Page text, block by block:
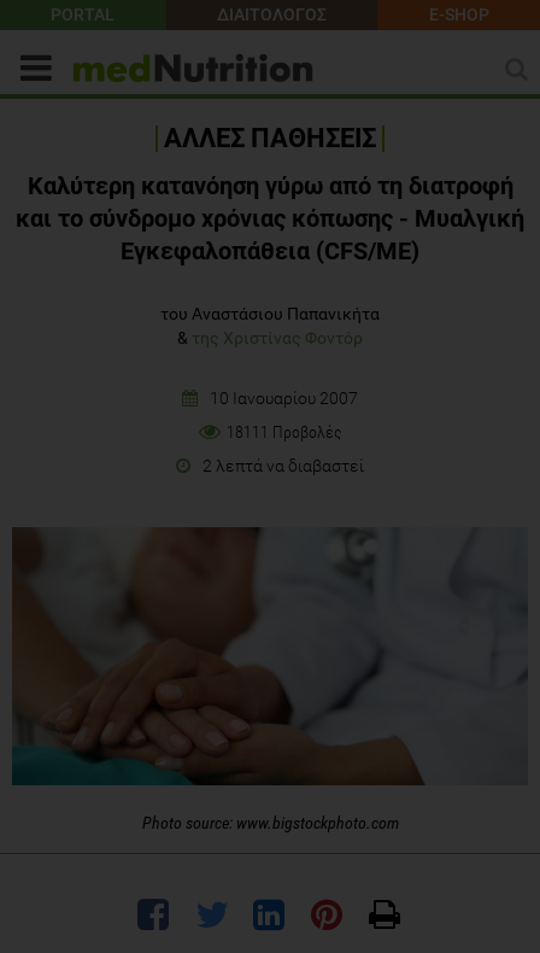
PORTAL ΔΙΑΙΤΟΛΟΓΟΣ E-SHOP
ΑΛΛΕΣ ΠΑΘΗΣΕΙΣ
Καλύτερη κατανόηση γύρω από τη διατροφή
και το σύνδρομο χρόνιας κόπωσης - Μυαλγική
Εγκεφαλοπάθεια (CFS/ME)
του Αναστάσιου Παπανικήτα
& της Χριστίνας Φοντόρ
10 Ιανουαρίου 2007
18111 Προβολές
2 λεπτά να διαβαστεί
Photo source: www.bigstockphoto.com